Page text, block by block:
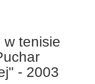
w tenisie
- 2003